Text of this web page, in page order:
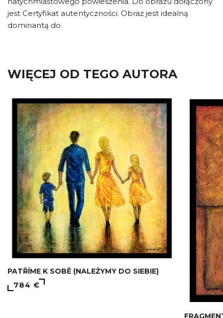
jest Certyfikat autentyczności. Obraz jest idealną
dominantą do
WIĘCEJ OD TEGO AUTORA
PATŘÍME K SOBĚ (NALEŻYMY DO SIEBIE)
784 €